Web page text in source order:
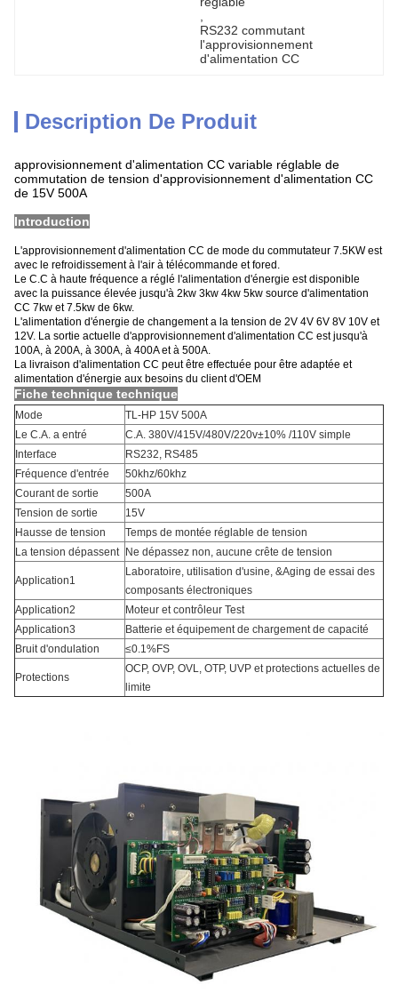
RS232 commutant
l'approvisionnement
d'alimentation CC
Description De Produit
approvisionnement d'alimentation CC variable réglable de
commutation de tension d'approvisionnement d'alimentation CC
de 15V 500A
Introduction
L'approvisionnement d'alimentation CC de mode du commutateur 7.5KW est
avec le refroidissement à l'air à télécommande et fored.
Le C.C à haute fréquence a réglé l'alimentation d'énergie est disponible
avec la puissance élevée jusqu'à 2kw 3kw 4kw 5kw source d'alimentation
CC 7kw et 7.5kw de 6kw.
L'alimentation d'énergie de changement a la tension de 2V 4V 6V 8V 10V et
12V. La sortie actuelle d'approvisionnement d'alimentation CC est jusqu'à
100A, à 200A, à 300A, à 400A et à 500A.
La livraison d'alimentation CC peut être effectuée pour être adaptée et
alimentation d'énergie aux besoins du client d'OEM
Fiche technique technique
Mode
TL-HP 15V 500A
Le C.A. a entré
C.A. 380V/415V/480V/220v±10% /110V simple
Interface
RS232, RS485
Fréquence d'entrée
50khz/60khz
Courant de sortie
500A
Tension de sortie
15V
Hausse de tension
Temps de montée réglable de tension
La tension dépassent
Ne dépassez non, aucune crête de tension
Application1
Laboratoire, utilisation d'usine, &Aging de essai des
composants électroniques
Application2
Moteur et contrôleur Test
Application3
Batterie et équipement de chargement de capacité
Bruit d'ondulation
≤0.1%FS
Protections
OCP, OVP, OVL, OTP, UVP et protections actuelles de
limite